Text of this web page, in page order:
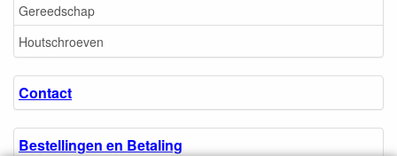
Gereedschap
Houtschroeven
Contact
Bestellingen en Betaling